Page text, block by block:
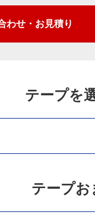
わせ・お見積り
テープを
テープお